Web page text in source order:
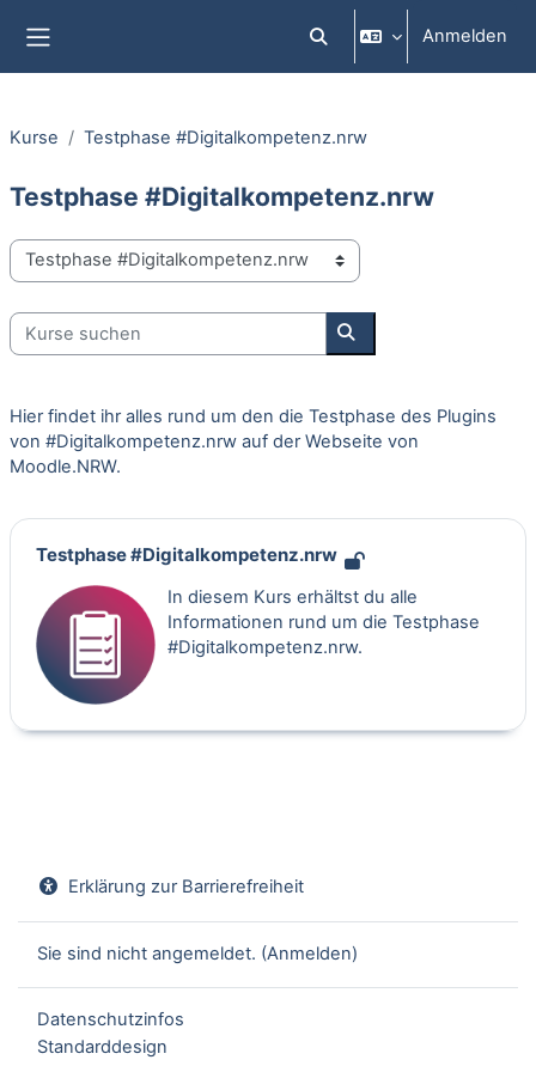
Sucheingabe umschalten
Anmelden
Kurse Testphase #Digitalkompetenz.nrw
Testphase #Digitalkompetenz.nrw
Kursbereiche
Kurse suchen
Kurse suchen
Hier findet ihr alles rund um den die Testphase des Plugins
von #Digitalkompetenz.nrw auf der Webseite von
Moodle.NRW.
Testphase #Digitalkompetenz.nrw
In diesem Kurs erhältst du alle
Informationen rund um die Testphase
#Digitalkompetenz.nrw.
Erklärung zur Barrierefreiheit
Sie sind nicht angemeldet. (Anmelden)
Datenschutzinfos
Standarddesign